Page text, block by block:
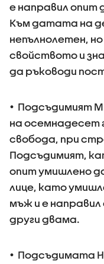
е направил
Към датата на
непълнолетен,
свойството и
да ръководи
• Подсъдимият М.
на осемнадесет
свобода, при
Подсъдимият,
опит умишлено
лице, като
мъж и е
други двама.
• Подсъдимата Н.